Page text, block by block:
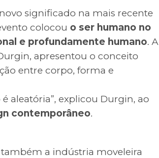
significado na mais recente
colocou o ser humano no
e profundamente humano. A
apresentou o conceito
entre corpo, forma e
aleatória”, explicou Durgin, ao
contemporâneo.
a indústria moveleira